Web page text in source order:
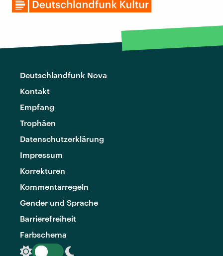
Deutschlandfunk Nova
Kontakt
Empfang
Trophäen
Datenschutzerklärung
Impressum
Korrekturen
Kommentarregeln
Gender und Sprache
Barrierefreiheit
Farbschema